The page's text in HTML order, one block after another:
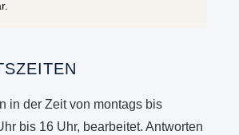
in der Zeit von montags bis
bis 16 Uhr, bearbeitet. Antworten